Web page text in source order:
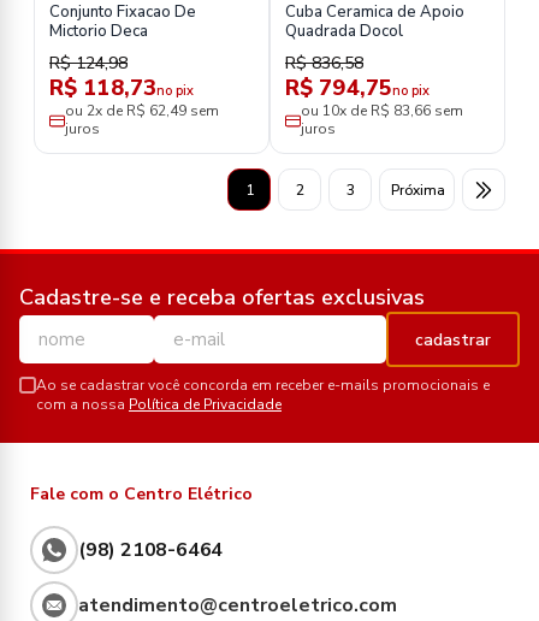
Conjunto Fixacao De
Mictorio Deca
R$ 124,98
R$ 118,73no pix
ou 2x de R$ 62,49 sem
juros
Cuba Ceramica de Apoio
Quadrada Docol
R$ 836,58
R$ 794,75no pix
ou 10x de R$ 83,66 sem
juros
1 2 3 Próxima
Cadastre-se e receba ofertas exclusivas
cadastrar
Ao se cadastrar você concorda em receber e-mails promocionais e
com a nossa Política de Privacidade
Fale com o Centro Elétrico
(98) 2108-6464
atendimento@centroeletrico.com